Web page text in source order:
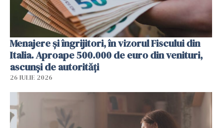
Menajere și îngrijitori, în vizorul Fiscului din
Italia. Aproape 500.000 de euro din venituri,
ascunși de autorități
26 IULIE 2026